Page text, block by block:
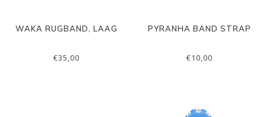
WAKA RUGBAND, LAAG
€35,00
PYRANHA BAND STRAP
€10,00